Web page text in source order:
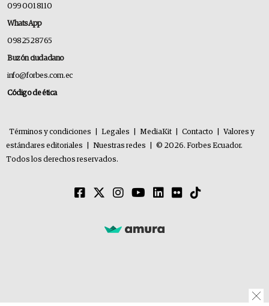
099 001 8110
WhatsApp
0982528765
Buzón ciudadano
info@forbes.com.ec
Código de ética
Términos y condiciones Legales MediaKit Contacto
Valores y
estándares editoriales
Nuestras redes
© 2026. Forbes Ecuador.
Todos los derechos reservados.